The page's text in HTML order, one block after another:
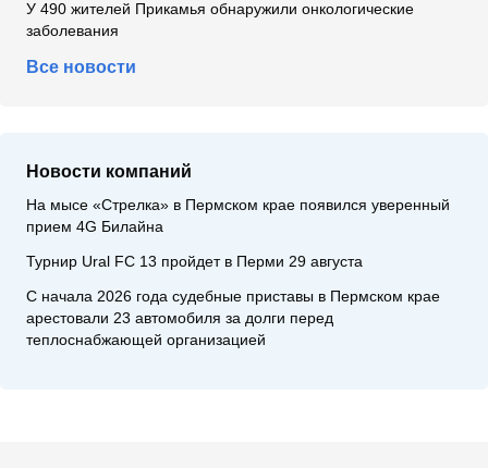
У 490 жителей Прикамья обнаружили онкологические
заболевания
Все новости
Новости компаний
На мысе «Стрелка» в Пермском крае появился уверенный
прием 4G Билайна
Турнир Ural FC 13 пройдет в Перми 29 августа
С начала 2026 года судебные приставы в Пермском крае
арестовали 23 автомобиля за долги перед
теплоснабжающей организацией